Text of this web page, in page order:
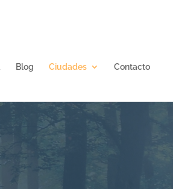
Blog Ciudades Contacto